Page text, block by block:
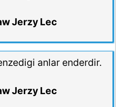
Jerzy Lec
anlar enderdir.
Jerzy Lec